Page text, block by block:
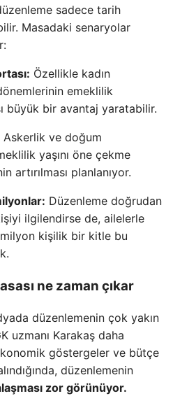
sadece tarih
Masadaki senaryolar
Özellikle kadın
emeklilik
büyük bir avantaj yaratabilir.
Askerlik ve doğum
yaşını öne çekme
artırılması planlanıyor.
Düzenleme doğrudan
ilgilendirse de, ailelerle
kişilik bir kitle bu
ne zaman çıkar
düzenlemenin çok yakın
uzmanı Karakaş daha
göstergeler ve bütçe
düzenlemenin
zor görünüyor.